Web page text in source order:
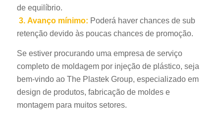
de equilíbrio.
3. Avanço mínimo: Poderá haver chances de sub
retenção devido às poucas chances de promoção.
Se estiver procurando uma empresa de serviço
completo de moldagem por injeção de plástico, seja
bem-vindo ao The Plastek Group, especializado em
design de produtos, fabricação de moldes e
montagem para muitos setores.